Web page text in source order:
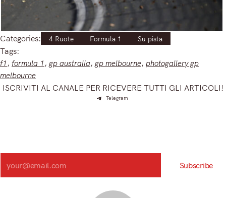
Categories: 4 Ruote Formula 1 Su pista
Tags:
f1 , formula 1 , gp australia, gp melbourne, photogallery gp
melbourne
ISCRIVITI AL CANALE PER RICEVERE TUTTI GLI ARTICOLI!
Telegram
Search
Subscribe